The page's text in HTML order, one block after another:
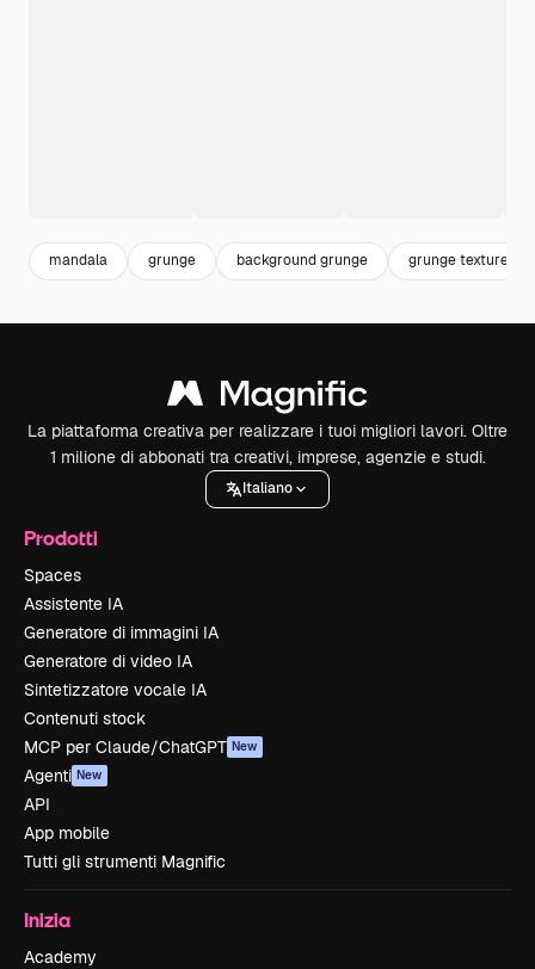
mandala grunge background grunge grunge texture
La piattaforma creativa per realizzare i tuoi migliori lavori. Oltre
1 milione di abbonati tra creativi, imprese, agenzie e studi.
Italiano
Prodotti
Spaces
Assistente IA
Generatore di immagini IA
Generatore di video IA
Sintetizzatore vocale IA
Contenuti stock
MCP per Claude/ChatGPT New
Agenti New
API
App mobile
Tutti gli strumenti Magnific
Inizia
Academy